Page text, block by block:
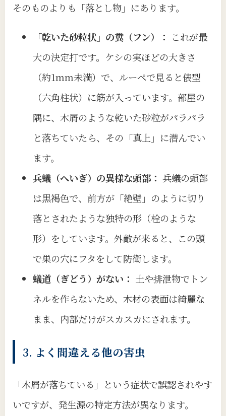
そのものよりも「落とし物」にあります。
「乾いた砂粒状」の糞（フン）：
これが最
大の決定打です。ケシの実ほどの大きさ
（約1mm未満）で、ルーペで見ると俵型
（六角柱状）に筋が入っています。部屋の
隅に、木屑のような乾いた砂粒がパラパラ
と落ちていたら、その「真上」に潜んでい
ます。
兵蟻（へいぎ）の異様な頭部： 兵蟻の頭部
は黒褐色で、前方が「絶壁」のように切り
落とされたような独特の形（栓のような
形）をしています。外敵が来ると、この頭
で巣の穴にフタをして防衛します。
蟻道（ぎどう）がない： 土や排泄物でトン
ネルを作らないため、木材の表面は綺麗な
まま、内部だけがスカスカにされます。
3. よく間違える他の害虫
「木屑が落ちている」という症状で誤認されやす
いですが、発生源の特定方法が異なります。